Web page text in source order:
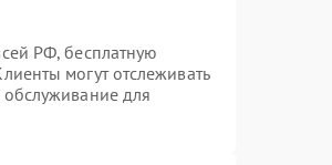
РФ, бесплатную
могут отслеживать
обслуживание для